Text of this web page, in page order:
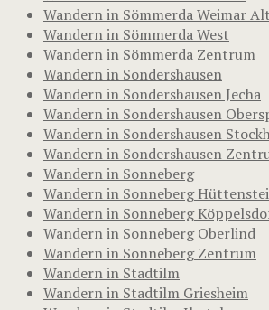
Wandern in Sömmerda Weimar
Wandern in Sömmerda West
Wandern in Sömmerda Zentrum
Wandern in Sondershausen
Wandern in Sondershausen Jecha
Wandern in Sondershausen
Wandern in Sondershausen
Wandern in Sondershausen
Wandern in Sonneberg
Wandern in Sonneberg
Wandern in Sonneberg
Wandern in Sonneberg Oberlind
Wandern in Sonneberg Zentrum
Wandern in Stadtilm
Wandern in Stadtilm Griesheim